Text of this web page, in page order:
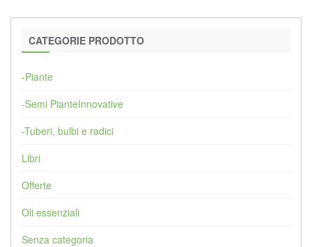
CATEGORIE PRODOTTO
-Piante
-Semi PianteInnovative
-Tuberi, bulbi e radici
Libri
Offerte
Oli essenziali
Senza categoria